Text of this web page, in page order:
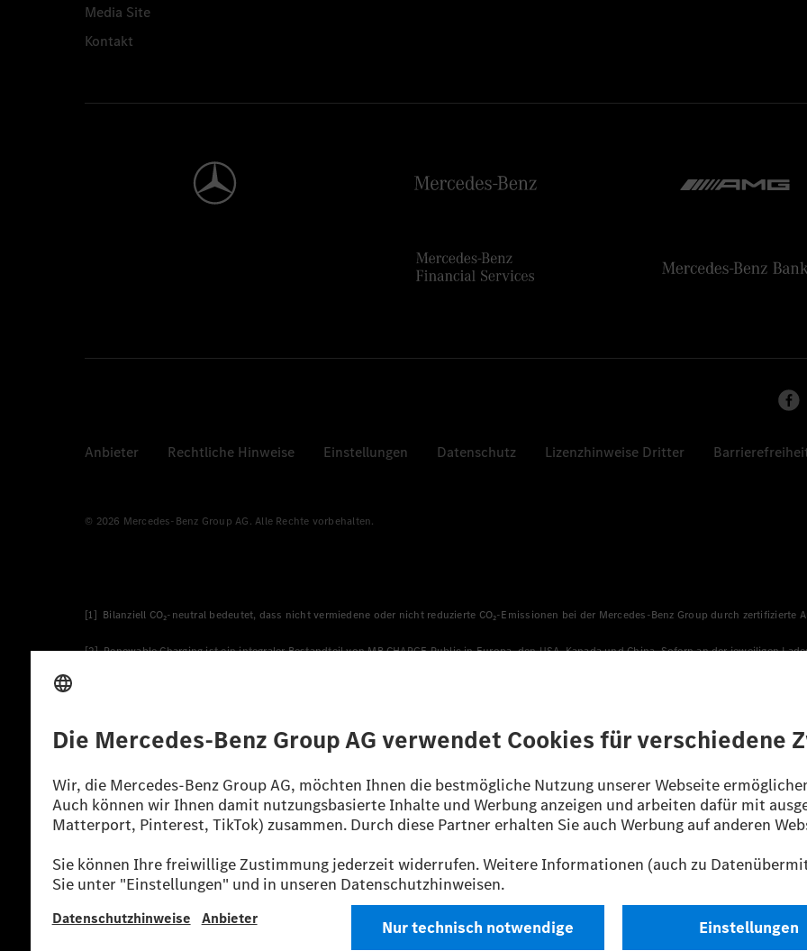
Media Site
Kontakt
Anbieter Rechtliche Hinweise Einstellungen Datenschutz Lizenzhinweise Dritter
© 2026 Mercedes-Benz Group AG. Alle Rechte vorbehalten.
[1] Bilanziell CO₂-neutral bedeutet, dass nicht vermiedene oder nicht reduzierte CO₂-Emissionen bei der Mercedes-Benz Group durch zertifizierte
[2] Renewable Charging ist ein integraler Bestandteil von MB.CHARGE Public in Europa, den USA, Kanada und China. Sofern an der jeweiligen
* Die angegebenen Werte wurden nach dem vorgeschriebenen Messverfahren WLTP (Worldwide harmonised Light vehicles Test Procedure)
europäischen Markt. Der Energieverbrauch und der CO₂-Ausstoß eines Pkw sind nicht nur von der effizienten Ausnutzung des Kraftstoffs bzw.
** Der Stromverbrauch wurde auf der Grundlage der VO 692/2008/EG nach NEFZ ermittelt. Der Stromverbrauch ist abhängig von der
*** Angaben zum Stromverbrauch und zur Reichweite sind vorläufig und wurden intern nach Maßgabe der Zertifizierungsmethode „WLTP-
möglich.